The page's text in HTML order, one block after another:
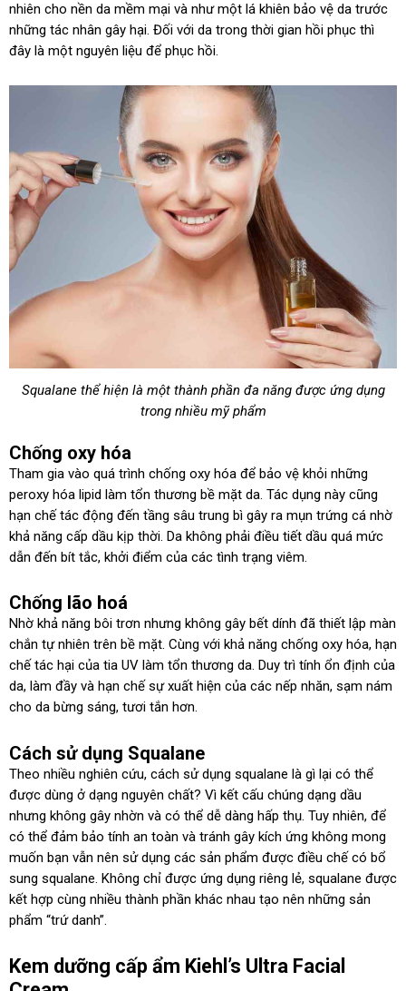
nhiên cho nền da mềm mại và như một lá khiên bảo vệ da trước
những tác nhân gây hại. Đối với da trong thời gian hồi phục thì
đây là một nguyên liệu để phục hồi.
Squalane thể hiện là một thành phần đa năng được ứng dụng
trong nhiều mỹ phẩm
Chống oxy hóa
Tham gia vào quá trình chống oxy hóa để bảo vệ khỏi những
peroxy hóa lipid làm tổn thương bề mặt da. Tác dụng này cũng
hạn chế tác động đến tầng sâu trung bì gây ra mụn trứng cá nhờ
khả năng cấp dầu kịp thời. Da không phải điều tiết dầu quá mức
dẫn đến bít tắc, khởi điểm của các tình trạng viêm.
Chống lão hoá
Nhờ khả năng bôi trơn nhưng không gây bết dính đã thiết lập màn
chắn tự nhiên trên bề mặt. Cùng với khả năng chống oxy hóa, hạn
chế tác hại của tia UV làm tổn thương da. Duy trì tính ổn định của
da, làm đầy và hạn chế sự xuất hiện của các nếp nhăn, sạm nám
cho da bừng sáng, tươi tắn hơn.
Cách sử dụng Squalane
Theo nhiều nghiên cứu, cách sử dụng squalane là gì lại có thể
được dùng ở dạng nguyên chất? Vì kết cấu chúng dạng dầu
nhưng không gây nhờn và có thể dễ dàng hấp thụ. Tuy nhiên, để
có thể đảm bảo tính an toàn và tránh gây kích ứng không mong
muốn bạn vẫn nên sử dụng các sản phẩm được điều chế có bổ
sung squalane. Không chỉ được ứng dụng riêng lẻ, squalane được
kết hợp cùng nhiều thành phần khác nhau tạo nên những sản
phẩm “trứ danh”.
Kem dưỡng cấp ẩm Kiehl’s Ultra Facial